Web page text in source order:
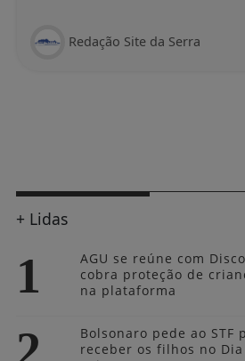
Redação Site da Serra
+ Lidas
1
AGU se reúne com
cobra proteção de
na plataforma
Bolsonaro pede ao STF
receber os filhos no Dia